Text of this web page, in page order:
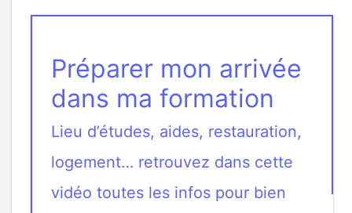
Préparer mon arrivée
dans ma formation
Lieu d’études, aides, restauration,
logement… retrouvez dans cette
vidéo toutes les infos pour bien